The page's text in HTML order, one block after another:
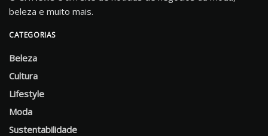
beleza e muito mais.
CATEGORIAS
Beleza
Cultura
Lifestyle
Moda
Sustentabilidade